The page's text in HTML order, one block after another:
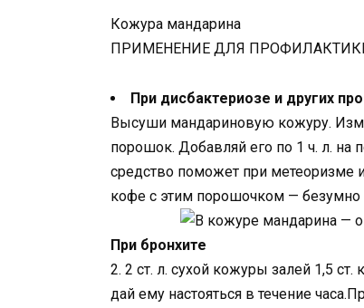
Кожура мандарина
ПРИМЕНЕНИЕ ДЛЯ
При дисбактериозе и других
Высуши мандариновую кожуру.
порошок. Добавляй его по 1 ч. л.
средство поможет при метеоризме
кофе с этим порошочком — безумно
При бронхите
2. 2 ст. л. сухой кожуры залей 1,5
дай ему настояться в течение